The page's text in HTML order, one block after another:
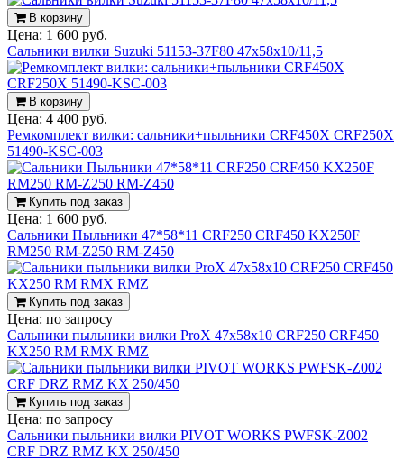
В корзину
Цена: 1 600 руб.
Сальники вилки Suzuki 51153-37F80 47x58x10/11,5
В корзину
Цена: 4 400 руб.
Ремкомплект вилки: сальники+пыльники CRF450X CRF250X
51490-KSC-003
Купить под заказ
Цена: 1 600 руб.
Сальники Пыльники 47*58*11 CRF250 CRF450 KX250F
RM250 RM-Z250 RM-Z450
Купить под заказ
Цена: по запросу
Сальники пыльники вилки ProX 47x58x10 CRF250 CRF450
KX250 RM RMX RMZ
Купить под заказ
Цена: по запросу
Сальники пыльники вилки PIVOT WORKS PWFSK-Z002
CRF DRZ RMZ KX 250/450